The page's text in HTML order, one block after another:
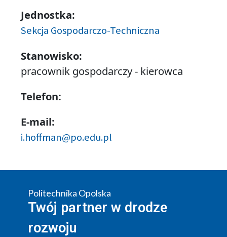
Jednostka:
Sekcja Gospodarczo-Techniczna
Stanowisko:
pracownik gospodarczy - kierowca
Telefon:
E-mail:
i.hoffman@po.edu.pl
Politechnika Opolska
Twój partner w drodze
rozwoju